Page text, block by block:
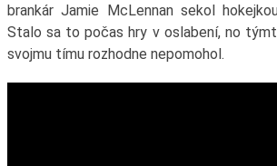
brankár Jamie McLennan sekol
Stalo sa to počas hry v oslabení, no
svojmu tímu rozhodne nepomohol.